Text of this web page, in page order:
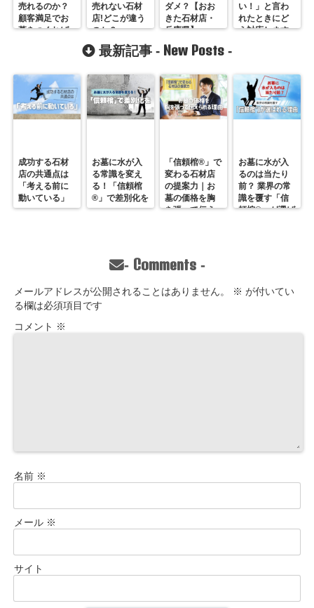
売れるのか？
顧客満足でお
墓をつくれば
売れない石材
店!どこが違う
のか？
ダメ？【おお
きた石材店・
兵庫県】
い！」と言わ
れたときにど
う対応します
最新記事 - New Posts -
成功する石材
店の共通点は
「考える前に
動いている」
お墓に水が入
る常識を変え
る！「信頼棺
®」で差別化を
「信頼棺®」で
変わる石材店
の提案力｜お
墓の価格を胸
を張って伝え
お墓に水が入
るのは当たり
前？ 業界の常
識を覆す「信
頼棺®」が選ば
- Comments-
メールアドレスが公開されることはありません。 ※ が付いてい
る欄は必須項目です
コメント ※
名前 ※
メール ※
サイト